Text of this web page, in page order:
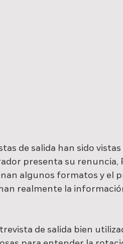
de salida han sido
presenta su renuncia,
algunos formatos y el
realmente la
de salida bien